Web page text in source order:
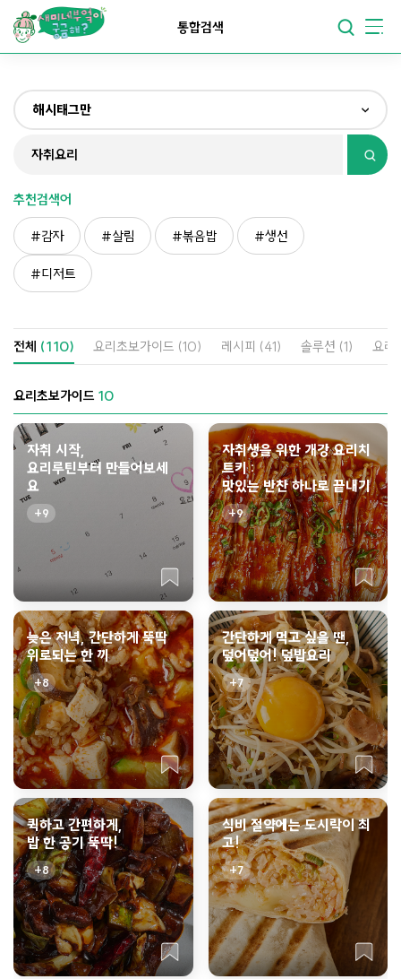
맛있어지는부엌
요리가쉬워지는부엌
통합검색
해시태그만
전체
재료만
해시태그만
추천검색어
감자 살림 볶음밥 생선
디저트
전체 (110) 요리초보가이드 (10) 레시피 (41) 솔루션 (1) 요리
요리초보가이드 10
자취 시작,
요리루틴부터 만들어보세
요
9
자취생을 위한 개강 요리치
트키 :
맛있는 반찬 하나로 끝내기
9
늦은 저녁, 간단하게 뚝딱
위로되는 한 끼
8
간단하게 먹고 싶을 땐,
덮어덮어! 덮밥요리
7
퀵하고 간편하게,
밥 한 공기 뚝딱!
8
식비 절약에는 도시락이 최
고!
7